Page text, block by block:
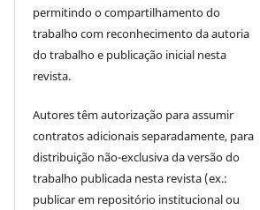
permitindo o compartilhamento do
trabalho com reconhecimento da autoria
do trabalho e publicação inicial nesta
revista.
Autores têm autorização para assumir
contratos adicionais separadamente, para
distribuição não-exclusiva da versão do
trabalho publicada nesta revista (ex.:
publicar em repositório institucional ou